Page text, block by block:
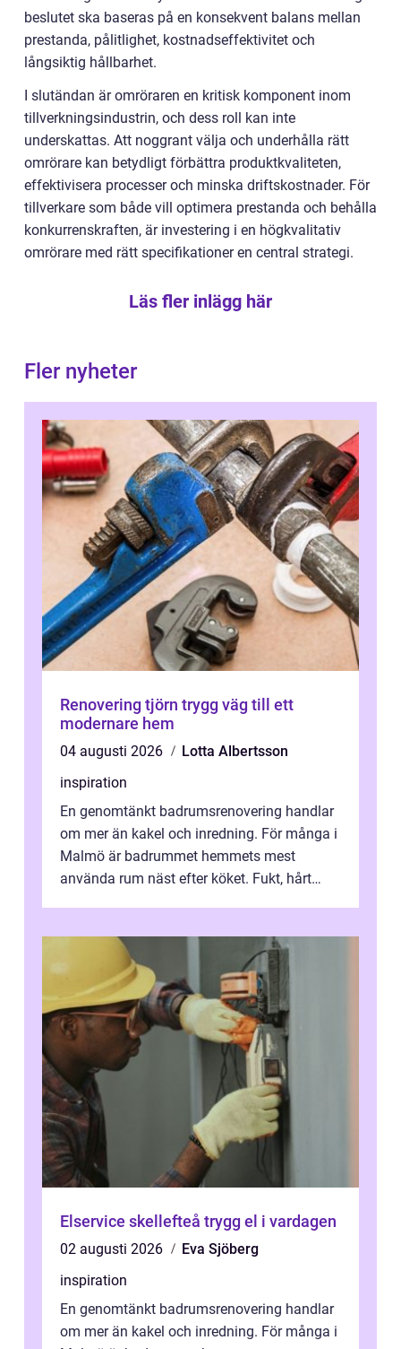
beslutet ska baseras på en konsekvent balans mellan
prestanda, pålitlighet, kostnadseffektivitet och
långsiktig hållbarhet.
I slutändan är omröraren en kritisk komponent inom
tillverkningsindustrin, och dess roll kan inte
underskattas. Att noggrant välja och underhålla rätt
omrörare kan betydligt förbättra produktkvaliteten,
effektivisera processer och minska driftskostnader. För
tillverkare som både vill optimera prestanda och behålla
konkurrenskraften, är investering i en högkvalitativ
omrörare med rätt specifikationer en central strategi.
Läs fler inlägg här
Fler nyheter
Renovering tjörn trygg väg till ett
modernare hem
04 augusti 2026
Lotta Albertsson
inspiration
En genomtänkt badrumsrenovering handlar
om mer än kakel och inredning. För många i
Malmö är badrummet hemmets mest
använda rum näst efter köket. Fukt, hårt
Elservice skellefteå trygg el i vardagen
02 augusti 2026
Eva Sjöberg
inspiration
En genomtänkt badrumsrenovering handlar
om mer än kakel och inredning. För många i